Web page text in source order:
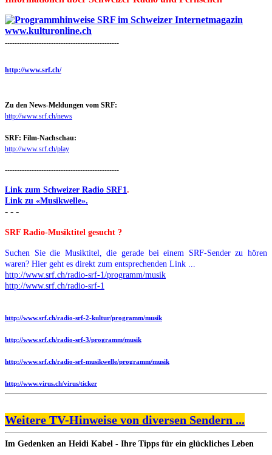
-----------------------------------------------
http://www.srf.ch/
Zu den News-Meldungen vom SRF:
http://www.srf.ch/news
SRF: Film-Nachschau:
http://www.srf.ch/play
-----------------------------------------------
Link zum Schweizer Radio SRF1 .
Link zu «Musikwelle».
- - -
SRF Radio-Musiktitel gesucht ?
Suchen Sie die Musiktitel, die gerade bei einem SRF-Sender zu hören
waren? Hier geht es direkt zum entsprechenden Link ...
http://www.srf.ch/radio-srf-1/programm/musik
http://www.srf.ch/radio-srf-1
http://www.srf.ch/radio-srf-2-kultur/programm/musik
http://www.srf.ch/radio-srf-3/programm/musik
http://www.srf.ch/radio-srf-musikwelle/programm/musik
http://www.virus.ch/virus/ticker
Weitere TV-Hinweise von diversen Sendern ...
Im Gedenken an Heidi Kabel - Ihre Tipps für ein glückliches Leben